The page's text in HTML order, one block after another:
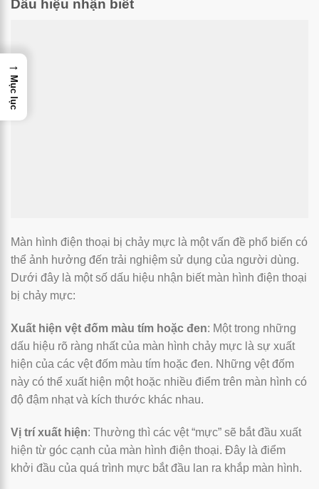
Dấu hiệu nhận biết
Màn hình điện thoại bị chảy mực là một vấn đề phổ biến có
thể ảnh hưởng đến trải nghiệm sử dụng của người dùng.
Dưới đây là một số dấu hiệu nhận biết màn hình điện thoại
bị chảy mực:
Xuất hiện vệt đốm màu tím hoặc đen: Một trong những
dấu hiệu rõ ràng nhất của màn hình chảy mực là sự xuất
hiện của các vệt đốm màu tím hoặc đen. Những vệt đốm
này có thể xuất hiện một hoặc nhiều điểm trên màn hình có
độ đậm nhạt và kích thước khác nhau.
Vị trí xuất hiện: Thường thì các vệt “mực” sẽ bắt đầu xuất
hiện từ góc cạnh của màn hình điện thoại. Đây là điểm
khởi đầu của quá trình mực bắt đầu lan ra khắp màn hình.
→
Mục lục